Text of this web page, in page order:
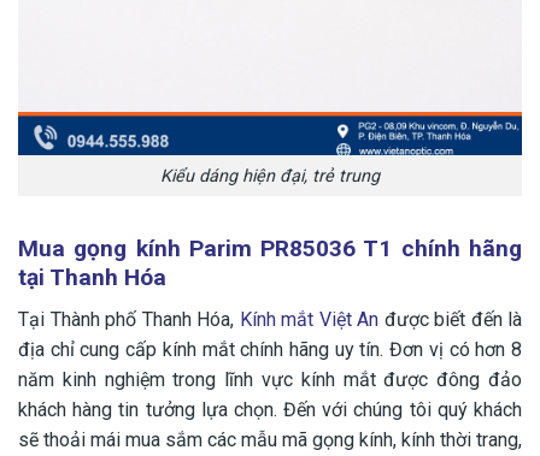
Kiểu dáng hiện đại, trẻ trung
Mua gọng kính Parim PR85036 T1 chính hãng
tại Thanh Hóa
Tại Thành phố Thanh Hóa, Kính mắt Việt An được biết đến là
địa chỉ cung cấp kính mắt chính hãng uy tín. Đơn vị có hơn 8
năm kinh nghiệm trong lĩnh vực kính mắt được đông đảo
khách hàng tin tưởng lựa chọn. Đến với chúng tôi quý khách
sẽ thoải mái mua sắm các mẫu mã gọng kính, kính thời trang,